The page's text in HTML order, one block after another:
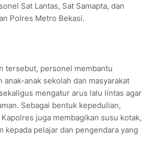
Sat Lantas, Sat Samapta, dan
Polres Metro Bekasi.
tersebut, personel membantu
anak-anak sekolah dan masyarakat
mengatur arus lalu lintas agar
Sebagai bentuk kepedulian,
juga membagikan susu kotak,
kepada pelajar dan pengendara yang